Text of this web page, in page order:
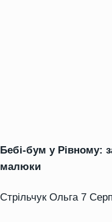
Бебі-бум у Рівному:
малюки
Стрільчук Ольга 7